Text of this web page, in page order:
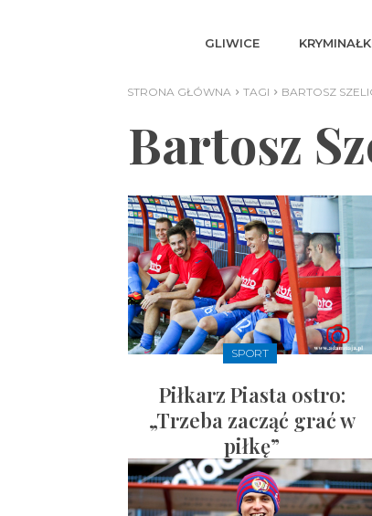
GLIWICE
STRONA GŁÓWNA TAGI BARTOSZ
Bartosz
SPORT
Piłkarz Piasta ostro:
„Trzeba zacząć grać w
piłkę”